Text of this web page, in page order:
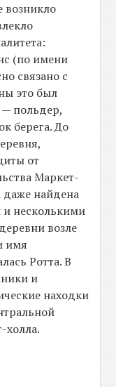
возникло
(по имени
связано с
это был
польдер,
берега. До
от
Маркет-
даже найдена
несколькими
возле
имя
Ротта. В
и
находки
холла.